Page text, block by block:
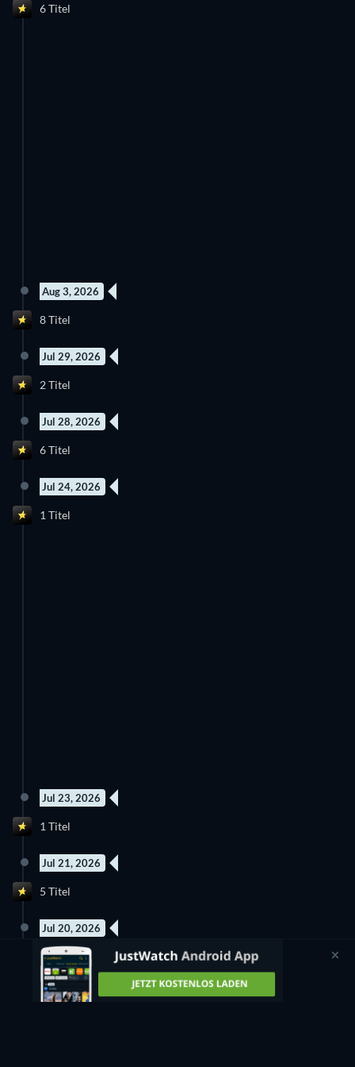
6 Titel
Aug 3, 2026
8 Titel
Jul 29, 2026
2 Titel
Jul 28, 2026
6 Titel
Jul 24, 2026
1 Titel
Jul 23, 2026
1 Titel
Jul 21, 2026
5 Titel
Jul 20, 2026
1 Titel